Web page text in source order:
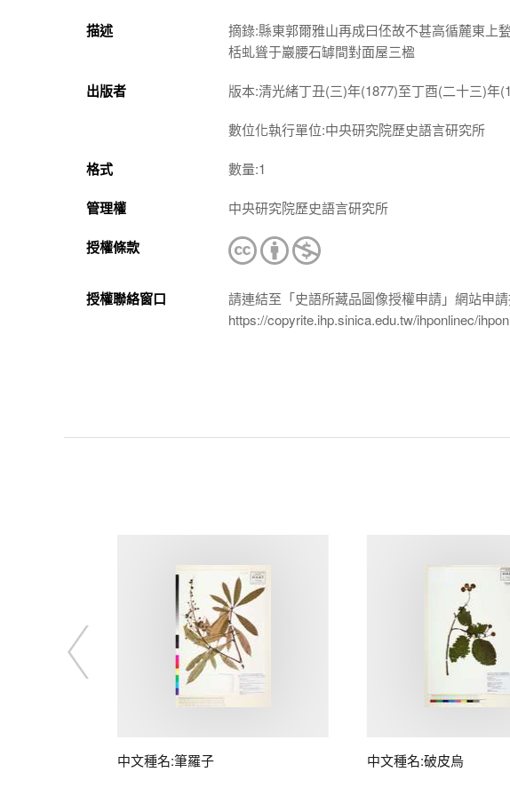
描述
摘錄:縣東郭爾雅山再成曰伾故不甚高循麓東上
栝虬聳于巖腰石罅間對面屋三楹
出版者 版本:清光緒丁丑(三)年(1877)至丁酉(二十三)年
數位化執行單位:中央研究院歷史語言研究所
格式 數量:1
管理權 中央研究院歷史語言研究所
授權條款
授權聯絡窗口
請連結至「史語所藏品圖像授權申請」網站申請
https://copyrite.ihp.sinica.edu.tw/ihponlinec/
中文種名:筆羅子 中文種名:破皮烏